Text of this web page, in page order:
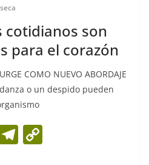
cotidianos son
para el corazón
COMO NUEVO ABORDAJE
o un despido pueden
T